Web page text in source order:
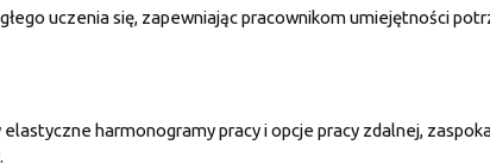
uczenia się, zapewniając pracownikom umiejętności
harmonogramy pracy i opcje pracy zdalnej,